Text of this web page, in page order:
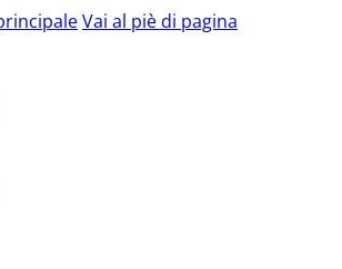
Vai al piè di pagina